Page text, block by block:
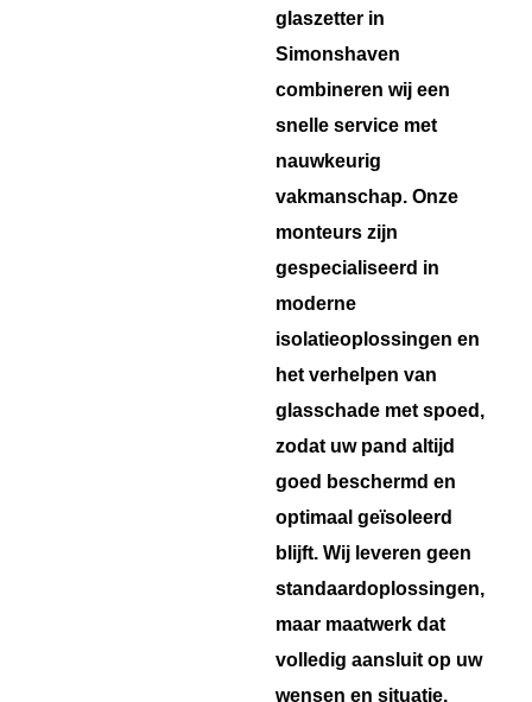
glaszetter in
Simonshaven
combineren wij een
snelle service met
nauwkeurig
vakmanschap. Onze
monteurs zijn
gespecialiseerd in
moderne
isolatieoplossingen en
het verhelpen van
glasschade met spoed,
zodat uw pand altijd
goed beschermd en
optimaal geïsoleerd
blijft. Wij leveren geen
standaardoplossingen,
maar maatwerk dat
volledig aansluit op uw
wensen en situatie.